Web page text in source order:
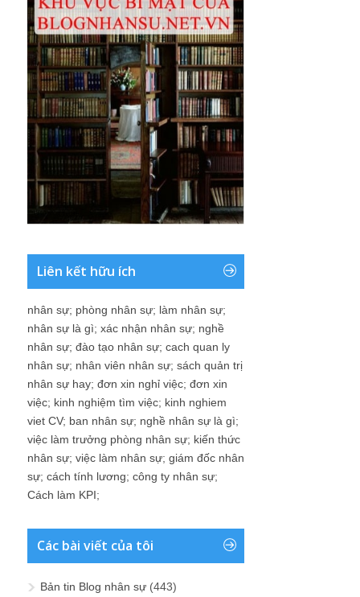
Liên kết hữu ích
nhân sự; phòng nhân sự; làm nhân sự;
nhân sự là gì; xác nhận nhân sự; nghề
nhân sự; đào tạo nhân sự; cach quan ly
nhân sự; nhân viên nhân sự; sách quản trị
nhân sự hay; đơn xin nghỉ việc; đơn xin
việc; kinh nghiệm tìm việc; kinh nghiem
viet CV; ban nhân sự; nghề nhân sự là gì;
việc làm trưởng phòng nhân sự; kiến thức
nhân sự; việc làm nhân sự; giám đốc nhân
sự; cách tính lương; công ty nhân sự;
Cách làm KPI;
Các bài viết của tôi
Bản tin Blog nhân sự (443)